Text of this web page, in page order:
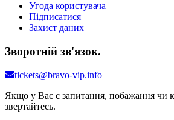
Угода користувача
Підписатися
Захист даних
Зворотній зв'язок.
tickets@bravo-vip.info
Якщо у Вас є запитання, побажання чи
звертайтесь.